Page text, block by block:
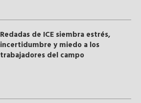
​Redadas de ICE siembra estrés,
incertidumbre y miedo a los
trabajadores del campo